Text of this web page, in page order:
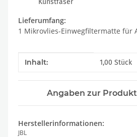
Kunstfaser
Lieferumfang:
1 Mikrovlies-Einwegfiltermatte für
Produkteigenschaft
Wert
Inhalt: 1,00 Stück
Angaben zur
Herstellerinformationen:
JBL